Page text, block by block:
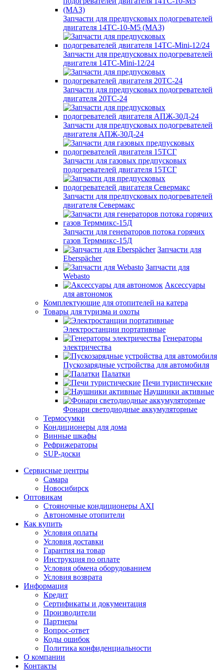
Запчасти для предпусковых подогревателей
двигателя 14ТС-10-М5 (МАЗ)
Запчасти для предпусковых подогревателей
двигателя 14ТС-Mini-12/24
Запчасти для предпусковых подогревателей
двигателя 20ТС-24
Запчасти для предпусковых подогревателей
двигателя АПЖ-30Д-24
Запчасти для газовых предпусковых
подогревателей двигателя 15ТСГ
Запчасти для предпусковых подогревателей
двигателя Севермакс
Запчасти для генераторов потока горячих
газов Терммикс-15Д
Запчасти для
Eberspächer
Запчасти для
Webasto
Аксессуары
для автономок
Комплектующие для отопителей на катера
Товары для туризма и охоты
Электростанции портативные
Генераторы
электричества
Пускозарядные устройства для автомобиля
Палатки
Печи туристические
Наушники активные
Фонари светодиодные аккумуляторные
Термосумки
Кондиционеры для дома
Винные шкафы
Рефрижераторы
SUP-доски
Сервисные центры
Самара
Новосибирск
Оптовикам
Стояночные кондиционеры AXI
Автономные отопители
Как купить
Условия оплаты
Условия доставки
Гарантия на товар
Инструкция по оплате
Условия обмена оборудованием
Условия возврата
Информация
Кредит
Сертификаты и документация
Производители
Партнеры
Вопрос-ответ
Коды ошибок
Политика конфиденциальности
О компании
Контакты